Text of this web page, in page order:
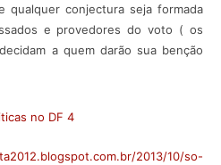
qualquer conjectura seja formada
e provedores do voto ( os
a quem darão sua benção
2013/10/so-